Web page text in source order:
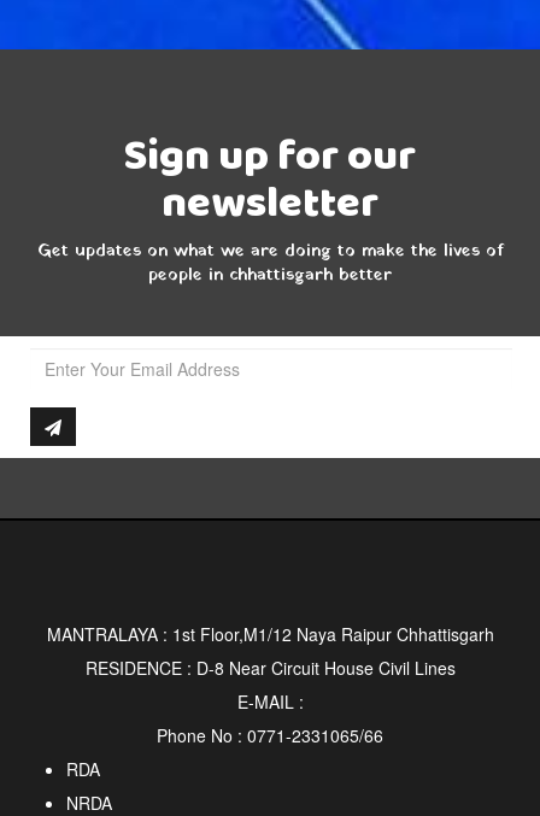
Sign up for our
newsletter
Get updates on what we are doing to make the lives of
people in chhattisgarh better
MANTRALAYA : 1st Floor,M1/12 Naya Raipur Chhattisgarh
RESIDENCE : D-8 Near Circuit House Civil Lines
E-MAIL :
Phone No : 0771-2331065/66
RDA
NRDA